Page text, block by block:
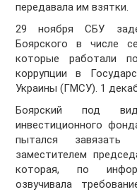
передавала им взятки.
29 ноября СБУ
Боярского в числе
которые работали
коррупции в
Украины (ГМСУ). 1
Боярский под
инвестиционного
пытался завязать
заместителем
которая, по
озвучивала